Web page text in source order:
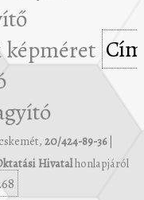
20/424-89-36|
Hivatalhonlapjáról